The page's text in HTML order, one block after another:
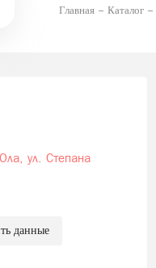
Главная Каталог
ул. Степана
данные